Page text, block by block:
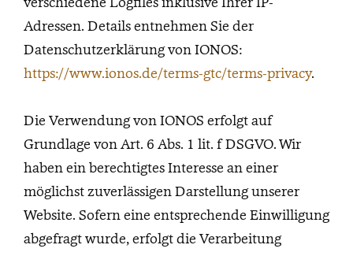
verschiedene Logfiles inklusive Ihrer IP-
Adressen. Details entnehmen Sie der
Datenschutzerklärung von IONOS:
https://www.ionos.de/terms-gtc/terms-privacy.
Die Verwendung von IONOS erfolgt auf
Grundlage von Art. 6 Abs. 1 lit. f DSGVO. Wir
haben ein berechtigtes Interesse an einer
möglichst zuverlässigen Darstellung unserer
Website. Sofern eine entsprechende Einwilligung
abgefragt wurde, erfolgt die Verarbeitung